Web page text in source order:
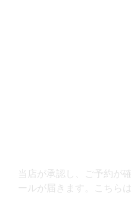
当店が承認し、ご予約が
ールが届きます。こちら